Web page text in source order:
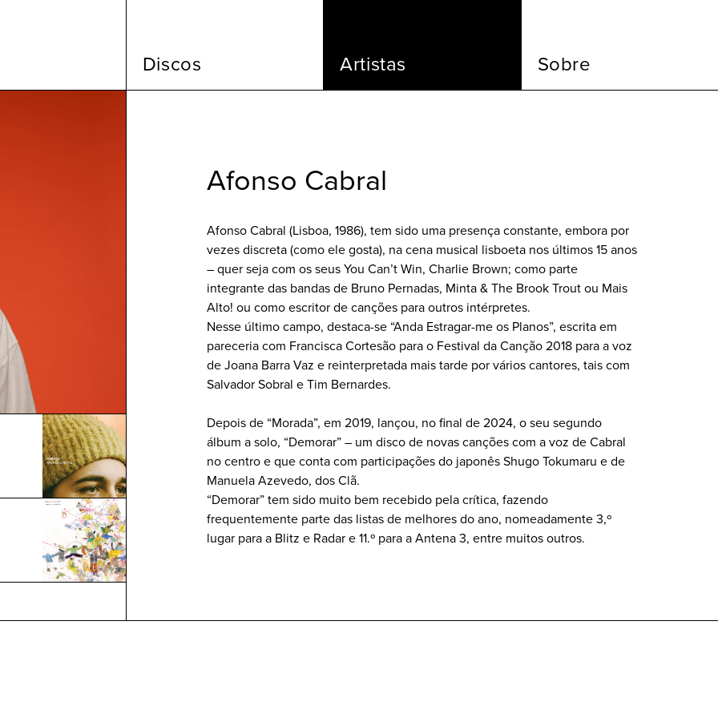
Discos Artistas Sobre
Afonso Cabral
Afonso Cabral (Lisboa, 1986), tem sido uma presença constante, embora por
vezes discreta (como ele gosta), na cena musical lisboeta nos últimos 15 anos
– quer seja com os seus You Can’t Win, Charlie Brown; como parte
integrante das bandas de Bruno Pernadas, Minta & The Brook Trout ou Mais
Alto! ou como escritor de canções para outros intérpretes.
Nesse último campo, destaca-se “Anda Estragar-me os Planos”, escrita em
pareceria com Francisca Cortesão para o Festival da Canção 2018 para a voz
de Joana Barra Vaz e reinterpretada mais tarde por vários cantores, tais com
Salvador Sobral e Tim Bernardes.
Depois de “Morada”, em 2019, lançou, no final de 2024, o seu segundo
álbum a solo, “Demorar” – um disco de novas canções com a voz de Cabral
no centro e que conta com participações do japonês Shugo Tokumaru e de
Manuela Azevedo, dos Clã.
“Demorar” tem sido muito bem recebido pela crítica, fazendo
frequentemente parte das listas de melhores do ano, nomeadamente 3,º
lugar para a Blitz e Radar e 11.º para a Antena 3, entre muitos outros.